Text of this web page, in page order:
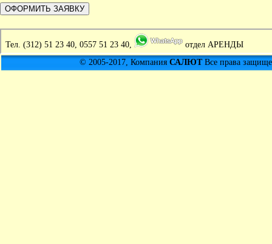
Тел. (312) 51 23 40, 0557 51 23 40,
отдел АРЕНДЫ
© 2005-2017, Компания САЛЮТВсе права